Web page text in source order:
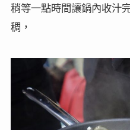
稍等一點時間讓鍋內收汁
稠，